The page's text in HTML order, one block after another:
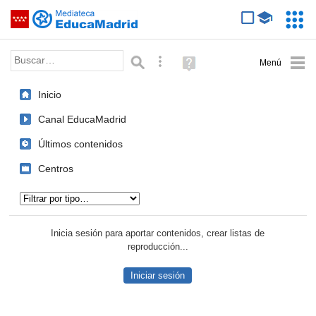
Saltar navegación
Palabra o frase: Búsqueda avanzada
Ayuda
(en
Inicio
Canal EducaMadrid
Últimos contenidos
Centros
Inicia sesión para aportar contenidos, crear listas de
reproducción...
Iniciar sesión